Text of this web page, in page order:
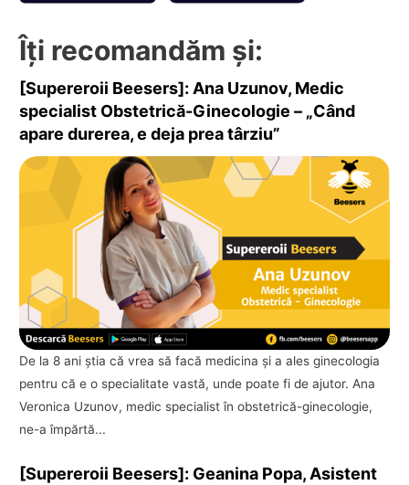
Îți recomandăm și:
[Supereroii Beesers]: Ana Uzunov, Medic
specialist Obstetrică-Ginecologie – „Când
apare durerea, e deja prea târziu”
De la 8 ani ştia că vrea să facă medicina și a ales ginecologia
pentru că e o specialitate vastă, unde poate fi de ajutor. Ana
Veronica Uzunov, medic specialist în obstetrică-ginecologie,
ne-a împărtă...
[Supereroii Beesers]: Geanina Popa, Asistent